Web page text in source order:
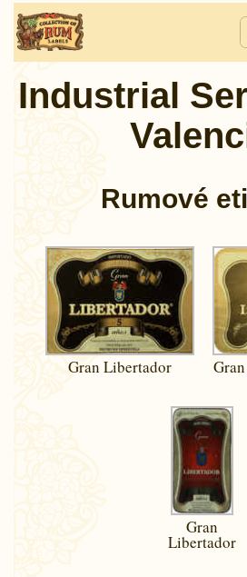
Industrial
Rumové
Gran Libertador
Gran
Libertador